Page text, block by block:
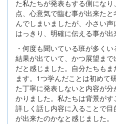
た私たちが発表もする側にな
点、心意気で臨む事が出来た
んでしまいましたが、小さい
はっきり、明確に伝える事が出
・何度も聞いている班が多く
結果が出ていて、かつ展望ま
だと感じました。自分たちも
ます。1つ学んだことは初めて
た丁寧に発表しないと内容が
かりました。私たちは背景が
詳しく話し内容に入ることで
が出来たのかなと感じました。